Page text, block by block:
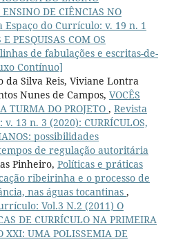
DE CIÊNCIAS NO
Espaço do Currículo: v. 19 n. 1
PESQUISAS COM OS
de fabulações e escritas-de-
Contínuo]
da Silva Reis, Viviane Lontra
Nunes de Campos, VOCÊS
TURMA DO PROJETO , Revista
13 n. 3 (2020): CURRÍCULOS,
possibilidades
de regulação autoritária
Pinheiro, Políticas e práticas
ribeirinha e o processo de
nas águas tocantinas ,
Vol.3 N.2 (2011) O
DE CURRÍCULO NA PRIMEIRA
XXI: UMA POLISSEMIA DE